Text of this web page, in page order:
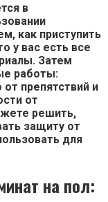
в
как приступить
у вас есть все
Затем
работы:
препятствий и
от
решить,
защиту от
для
на пол: